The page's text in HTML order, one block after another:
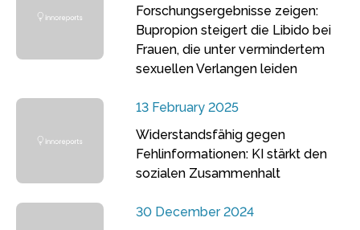
Forschungsergebnisse zeigen:
Bupropion steigert die Libido bei
Frauen, die unter vermindertem
sexuellen Verlangen leiden
13 February 2025
Widerstandsfähig gegen
Fehlinformationen: KI stärkt den
sozialen Zusammenhalt
30 December 2024